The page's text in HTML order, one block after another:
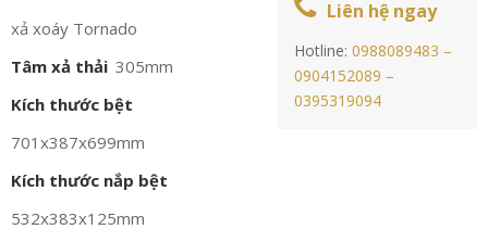
xả xoáy Tornado
Tâm xả thải 305mm
Kích thước bệt
701x387x699mm
Kích thước nắp bệt
532x383x125mm
Liên hệ ngay
Hotline:0988089483 –
0904152089 –
0395319094